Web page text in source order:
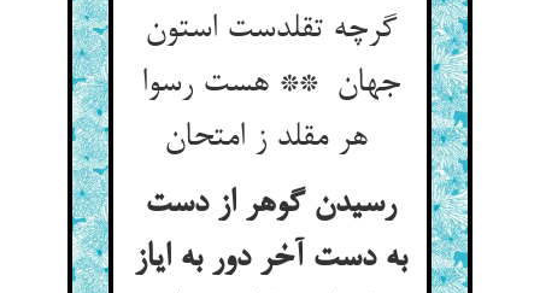
گرچه تقلدست استون
جهان ** هست رسوا
هر مقلد ز امتحان
رسیدن گوهر از دست
به دست آخر دور به ایاز